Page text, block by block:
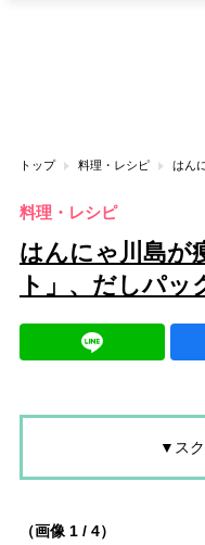
トップ 料理・レシピ
料理・レシピ
はんにゃ川島が
ト」、だしパッ
▼ス
（画像 1 / 4）